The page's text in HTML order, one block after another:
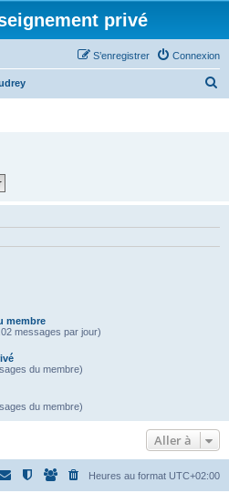
privé
Connexion
S’enregistrer
membre
messages par jour)
du membre)
du membre)
Aller à
Heures au format UTC+02:00